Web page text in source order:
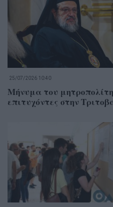
25/07/2026 10:40
Μήνυμα του
επιτυχόντες στην